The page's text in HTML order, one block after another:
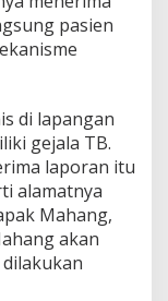
pasien
di lapangan
gejala TB.
laporan itu
alamatnya
Mahang,
akan